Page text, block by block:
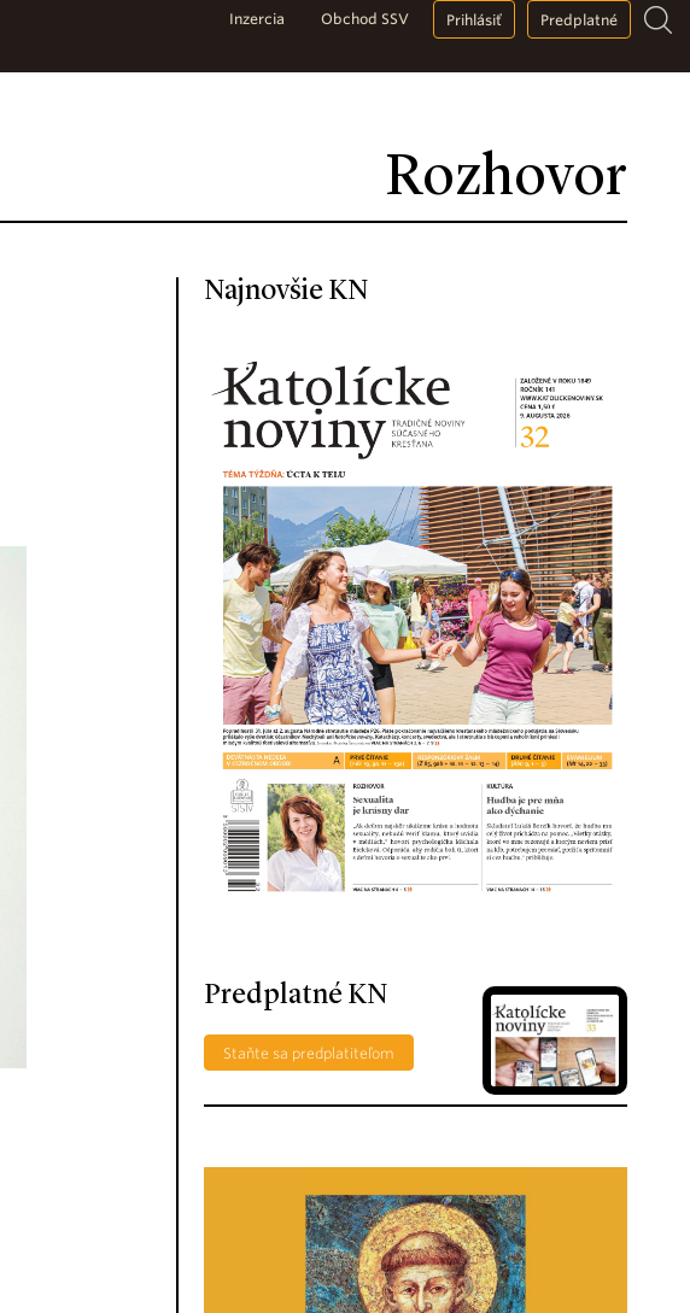
Rozhovor
Inzercia Obchod SSV Prihlásiť Predplatné
Najnovšie KN
Predplatné KN
Staňte sa predplatiteľom